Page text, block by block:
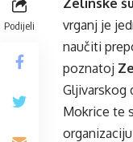
Podijeli
vrganj je
naučiti
poznatoj
Gljivarskog
Mokrice te